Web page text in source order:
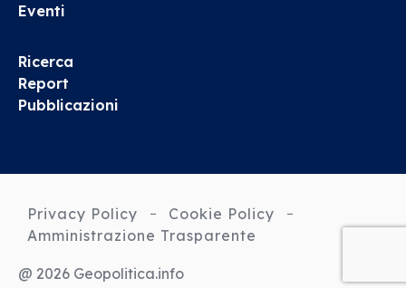
Eventi
Ricerca
Report
Pubblicazioni
Privacy Policy
Cookie Policy
Amministrazione Trasparente
@ 2026 Geopolitica.info